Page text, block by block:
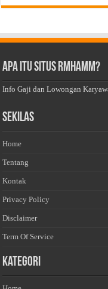
Apa Itu Situs Rmhamm?
Info Gaji dan Lowongan
Sekilas
Home
Tentang
Kontak
Privacy Policy
Disclaimer
Term Of Service
Kategori